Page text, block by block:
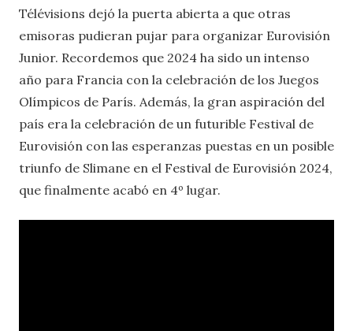
Télévisions dejó la puerta abierta a que otras
emisoras pudieran pujar para organizar Eurovisión
Junior. Recordemos que 2024 ha sido un intenso
año para Francia con la celebración de los Juegos
Olímpicos de París. Además, la gran aspiración del
país era la celebración de un futurible Festival de
Eurovisión con las esperanzas puestas en un posible
triunfo de Slimane en el Festival de Eurovisión 2024,
que finalmente acabó en 4º lugar.